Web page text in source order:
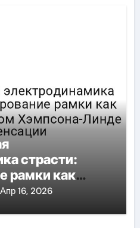
страсти:
рамки как
Хэмпсона-
Апр 16, 2026